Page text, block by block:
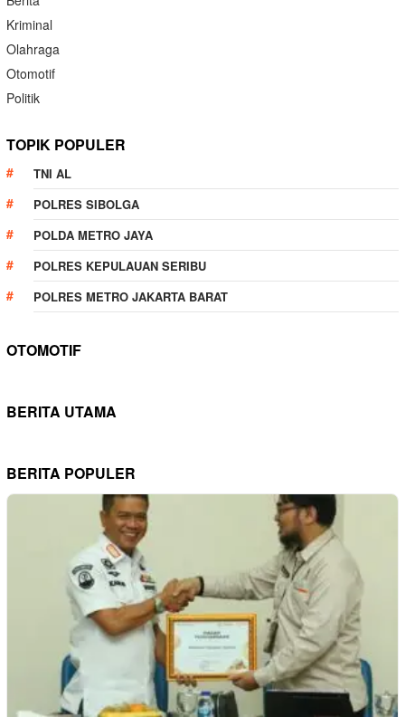
Kriminal
Olahraga
Otomotif
Politik
TOPIK POPULER
TNI AL
POLRES SIBOLGA
POLDA METRO JAYA
POLRES KEPULAUAN SERIBU
POLRES METRO JAKARTA BARAT
OTOMOTIF
BERITA UTAMA
BERITA POPULER